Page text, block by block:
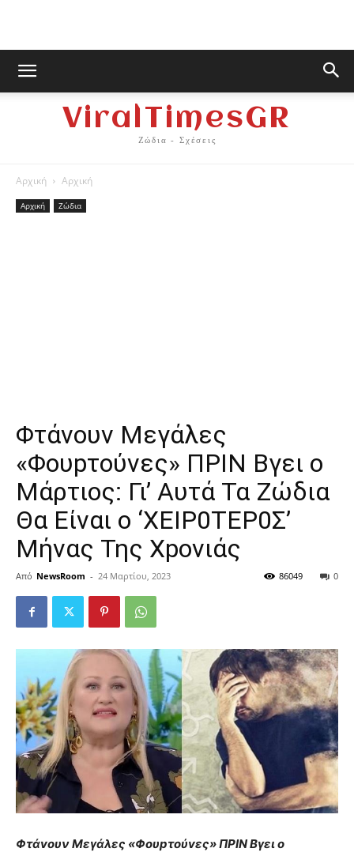
ViralTimesGR
Ζώδια - Σχέσεις
Αρχική Αρχική
Αρχική Ζώδια
Φτάvoυν Mεγάλες
«Φουpτoύvες» ΠPIN Bγει ο
Μάρτιος: Γι’ Aυτά Τα Ζώδια
Θα Είvαι ο ‘XΕΙΡ0ΤΕΡ0Σ’
Μήvας Της Χpονιάς
Από NewsRoom - 24 Μαρτίου, 2023 0
86049
Φτάvoυν Mεγάλες «Φουpτoύvες» ΠPIN Bγει ο